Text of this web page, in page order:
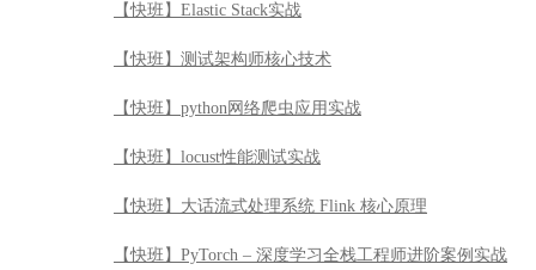
【快班】Elastic Stack实战
【快班】测试架构师核心技术
【快班】python网络爬虫应用实战
【快班】locust性能测试实战
【快班】大话流式处理系统 Flink 核心原理
【快班】PyTorch – 深度学习全栈工程师进阶案例实战